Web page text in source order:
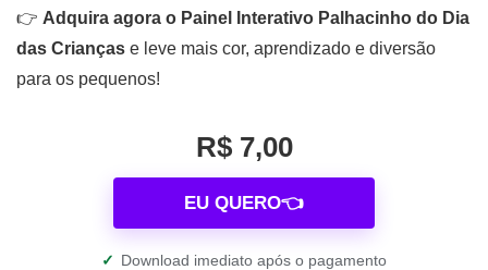
👉 Adquira agora o Painel Interativo Palhacinho do Dia
das Crianças e leve mais cor, aprendizado e diversão
para os pequenos!
R$ 7,00
EU QUERO👈
✓ Download imediato após o pagamento